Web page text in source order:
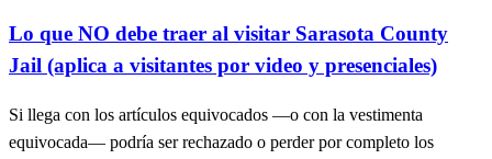
Lo que NO debe traer al visitar Sarasota County
Jail (aplica a visitantes por video y presenciales)
Si llega con los artículos equivocados —o con la vestimenta
equivocada— podría ser rechazado o perder por completo los